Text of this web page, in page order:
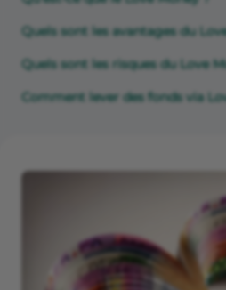
Quels sont les avantages du
Quels sont les risques du Love
Comment lever des fonds via